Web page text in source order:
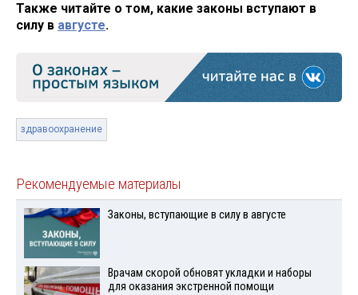
Также читайте о том, какие законы вступают в
силу в августе.
здравоохранение
Рекомендуемые материалы
Законы, вступающие в силу в августе
Врачам скорой обновят укладки и наборы
для оказания экстренной помощи